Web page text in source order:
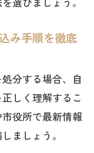
み手順を徹底
分する場合、自
しく理解するこ
役所で最新情報
ましょう。